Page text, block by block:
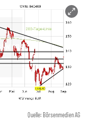
Quelle: Börsenmedien AG